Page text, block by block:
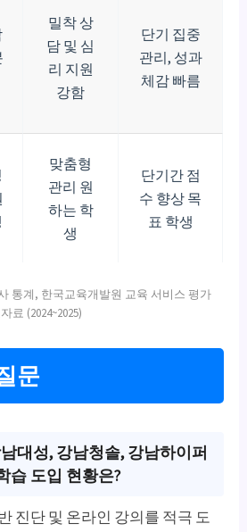
밀착 상
담 및 심
리 지원
강함
단기 집중
관리, 성과
체감 빠름
맞춤형
관리 원
하는 학
생
단기간 점
수 향상 목
표 학생
통계, 한국교육개발원 교육 서비스 평가
료 (2024~2025)
문
대성, 강남청솔, 강남하이퍼
습 도입 현황은?
진단 및 온라인 강의를 적극 도